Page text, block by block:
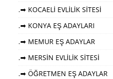
.➡ KOCAELİ EVLİLİK SİTESİ
.➡ KONYA EŞ ADAYLARI
.➡ MEMUR EŞ ADAYLAR
.➡ MERSİN EVLİLİK SİTESİ
.➡ ÖĞRETMEN EŞ ADAYLAR